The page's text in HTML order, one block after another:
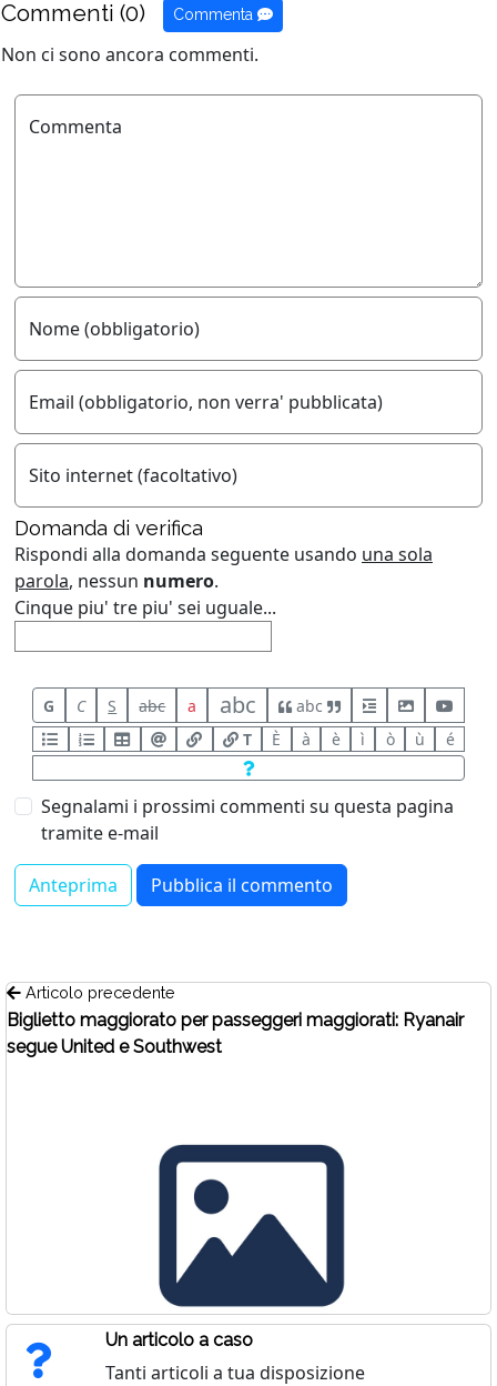
Commenti (0) Commenta
Non ci sono ancora commenti.
Commenta
Nome (obbligatorio)
Email (obbligatorio, non verra' pubblicata)
Sito internet (facoltativo)
Domanda di verifica
Rispondi alla domanda seguente usando una sola
parola, nessun numero.
Cinque piu' tre piu' sei uguale...
G C S abc a abc
abc
T
È à è ì ò ù é
Segnalami i prossimi commenti su questa pagina
tramite e-mail
Articolo precedente
Biglietto maggiorato per passeggeri maggiorati: Ryanair
segue United e Southwest
Un articolo a caso
Tanti articoli a tua disposizione